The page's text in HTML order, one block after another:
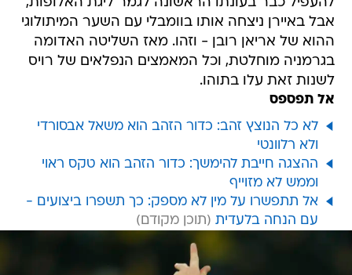
אבל באיירן ניצחה אותו בוומבלי עם השער המיתולוגי
ההוא של אריאן רובן - וזהו. מאז השליטה האדומה
בגרמניה מוחלטת, וכל המאמצים הנפלאים של רויס
לשנות זאת עלו בתוהו.
אל תפספס
לא כל הנוצץ זהב: כדור הזהב הוא משאל אבסורדי
ולא רלוונטי
ההצגה חייבת להימשך: כדור הזהב הוא טקס ראוי
וממש לא מזוייף
אל תתפשרו על מין לא מספק: כך תשפרו ביצועים -
עם הנחה בלעדית